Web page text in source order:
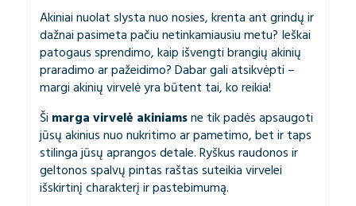
Akiniai nuolat slysta nuo nosies, krenta ant grindų ir
dažnai pasimeta pačiu netinkamiausiu metu? Ieškai
patogaus sprendimo, kaip išvengti brangių akinių
praradimo ar pažeidimo? Dabar gali atsikvėpti –
margi akinių virvelė yra būtent tai, ko reikia!
Ši marga virvelė akiniamsne tik padės apsaugoti
jūsų akinius nuo nukritimo ar pametimo, bet ir taps
stilinga jūsų aprangos detale. Ryškus raudonos ir
geltonos spalvų pintas raštas suteikia virvelei
išskirtinį charakterį ir pastebimumą.